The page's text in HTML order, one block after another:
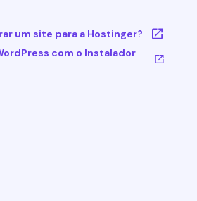
um site para a Hostinger?
com o Instalador